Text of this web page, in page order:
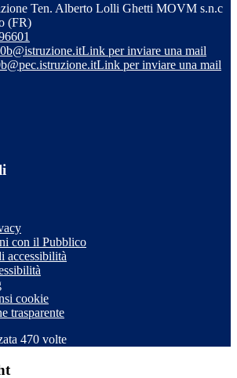
Ten. Alberto Lolli Ghetti MOVM s.n.c
(FR)
Link per inviare una mail
Link per inviare una mail
con il Pubblico
accessibilità
cookie
trasparente
470 volte